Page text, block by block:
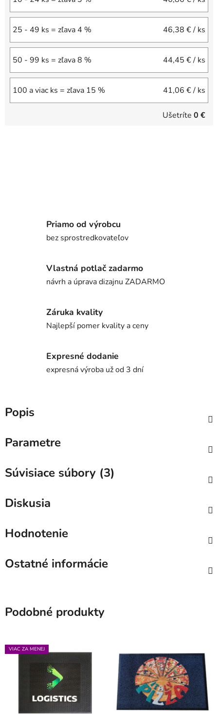
25 - 49 ks = zľava 4 % 46,38 €/ ks
50 - 99 ks = zľava 8 % 44,45 €/ ks
100 a viac ks = zľava 15 % 41,06 €/ ks
Ušetríte 0 €
Priamo od výrobcu
bez sprostredkovateľov
Vlastná potlač zadarmo
návrh a úprava dizajnu ZADARMO
Záruka kvality
Najlepší pomer kvality a ceny
Expresné dodanie
expresná výroba už od 3 dní
Popis
Parametre
Súvisiace súbory (3)
Diskusia
Hodnotenie
Ostatné informácie
Podobné produkty
VIAC ZA MENEJ